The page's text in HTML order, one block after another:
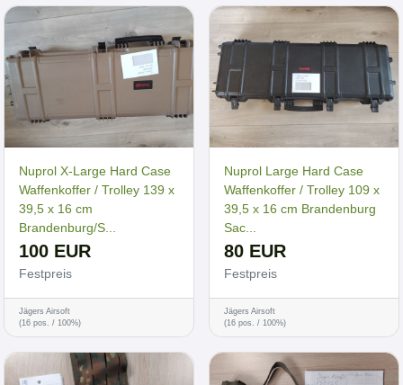
Nuprol X-Large Hard Case
Waffenkoffer / Trolley 139 x
39,5 x 16 cm
Brandenburg/S...
100 EUR
Festpreis
Jägers Airsoft
(16 pos. / 100%)
Nuprol Large Hard Case
Waffenkoffer / Trolley 109 x
39,5 x 16 cm Brandenburg
Sac...
80 EUR
Festpreis
Jägers Airsoft
(16 pos. / 100%)